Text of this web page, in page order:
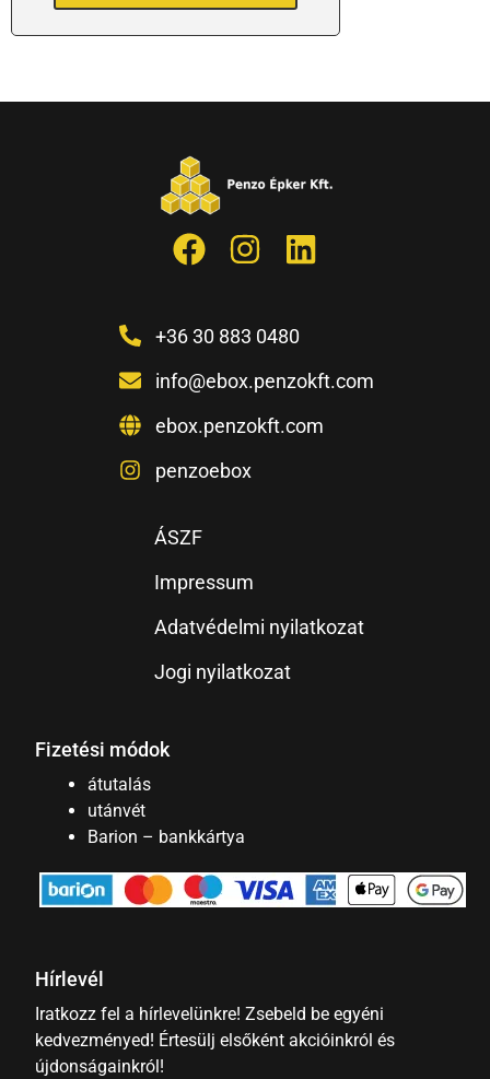
+36 30 883 0480
info@ebox.penzokft.com
ebox.penzokft.com
penzoebox
ÁSZF
Impressum
Adatvédelmi nyilatkozat
Jogi nyilatkozat
Fizetési módok
átutalás
utánvét
Barion – bankkártya
Hírlevél
Iratkozz fel a hírlevelünkre! Zsebeld be egyéni
kedvezményed! Értesülj elsőként akcióinkról és
újdonságainkról!